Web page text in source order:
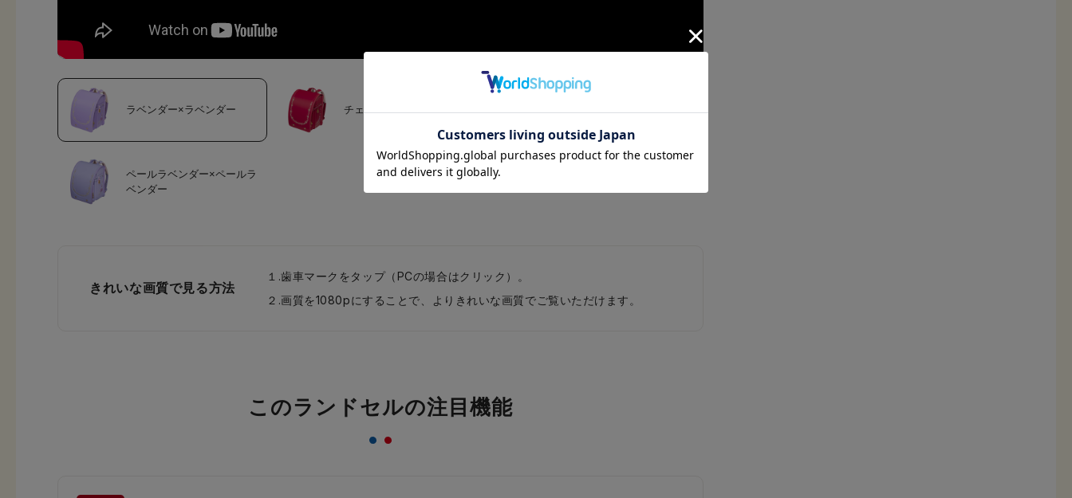
ラベンダー×ラベンダー チェリー×チェリー ベビーピンク×ベビーピンク
ペールラベンダー×ペールラ
ベンダー
きれいな画質で見る方法
１.歯車マークをタップ（PCの場合はクリック）。
２.画質を1080pにすることで、よりきれいな画質でご覧いただけます。
このランドセルの注目機能